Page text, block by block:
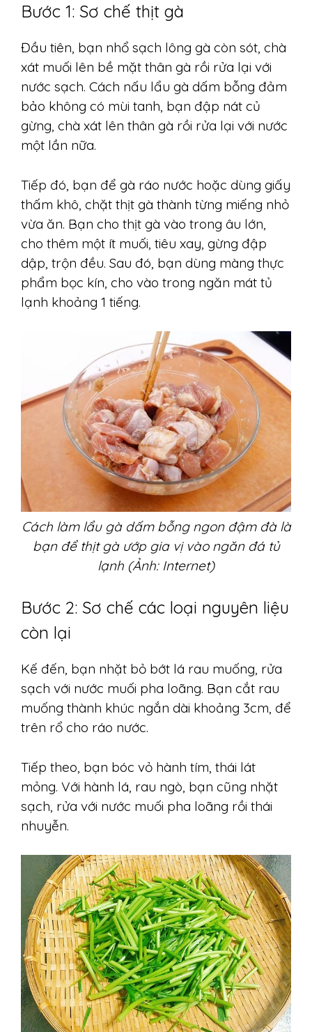
Bước 1: Sơ chế thịt gà
Đầu tiên, bạn nhổ sạch lông gà còn sót, chà
xát muối lên bề mặt thân gà rồi rửa lại với
nước sạch. Cách nấu lẩu gà dấm bỗng đảm
bảo không có mùi tanh, bạn đập nát củ
gừng, chà xát lên thân gà rồi rửa lại với nước
một lần nữa.
Tiếp đó, bạn để gà ráo nước hoặc dùng giấy
thấm khô, chặt thịt gà thành từng miếng nhỏ
vừa ăn. Bạn cho thịt gà vào trong âu lớn,
cho thêm một ít muối, tiêu xay, gừng đập
dập, trộn đều. Sau đó, bạn dùng màng thực
phẩm bọc kín, cho vào trong ngăn mát tủ
lạnh khoảng 1 tiếng.
Cách làm lẩu gà dấm bỗng ngon đậm đà là
bạn để thịt gà ướp gia vị vào ngăn đá tủ
lạnh (Ảnh: Internet)
Bước 2: Sơ chế các loại nguyên liệu
còn lại
Kế đến, bạn nhặt bỏ bớt lá rau muống, rửa
sạch với nước muối pha loãng. Bạn cắt rau
muống thành khúc ngắn dài khoảng 3cm, để
trên rổ cho ráo nước.
Tiếp theo, bạn bóc vỏ hành tím, thái lát
mỏng. Với hành lá, rau ngò, bạn cũng nhặt
sạch, rửa với nước muối pha loãng rồi thái
nhuyễn.